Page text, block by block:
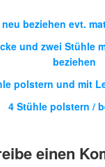
beziehen evt.
und zwei Stühle
beziehen
polstern und mit
4 Stühle polstern /
einen